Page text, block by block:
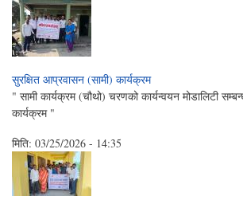
सुरक्षित आप्रवासन (सामी) कार्यक्रम
" सामी कार्यक्रम (चौथो) चरणको कार्यन्वयन मोडालिटी
कार्यक्रम "
मिति: 03/25/2026 - 14:35